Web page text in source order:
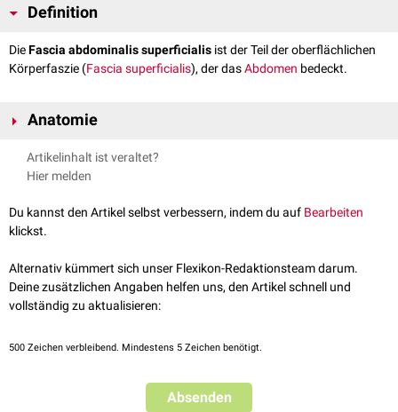
Definition
DieFascia abdominalis superficialis ist der Teil der oberflächlichen
Körperfaszie (Fascia superficialis), der dasAbdomen bedeckt.
Anatomie
Die Fascia abdominalis superficialis setzt sich
thoracica externa
Haut auf den Funiculus spermaticus
(Samenstrang) über und bildet hier
dieFascia spermatica externa
oberflächliches Blatt unterteilt werden:
das tiefe Blatt (Lamina profunda), die Scarpa-Faszie, bedeckt den
Musculus obliquus externus abdominis
das oberflächliche Blatt (Lamina superficialis), die
unterhalb desNabelsfindet.
der Muskelfaszie des Musculus obliquus externus abdominis in
Artikelinhalt ist veraltet?
Hier melden
Du kannst den Artikel selbst verbessern, indem du auf Bearbeiten
klickst.
Alternativ kümmert sich unser Flexikon-Redaktionsteam darum.
Deine zusätzlichen Angaben helfen uns, den Artikel schnell und
vollständig zu aktualisieren:
500 Zeichen verbleibend. Mindestens 5 Zeichen benötigt.
Absenden